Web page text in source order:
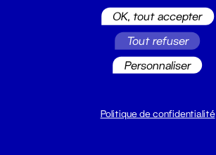
billetterie@leGrandT.fr
OK, tout accepter
Tout refuser
Personnaliser
Politique de confidentialité